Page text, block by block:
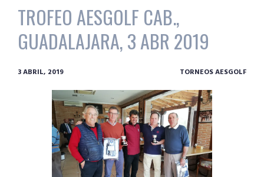
TROFEO AESGOLF CAB.,
GUADALAJARA, 3 ABR 2019
3 ABRIL, 2019 TORNEOS AESGOLF